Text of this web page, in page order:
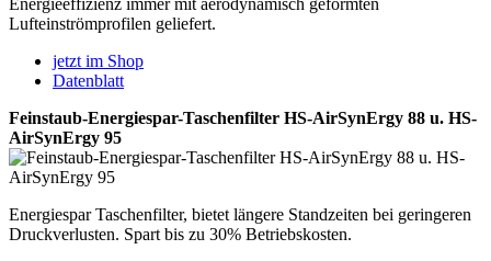
Energieeffizienz immer mit aerodynamisch geformten
Lufteinströmprofilen geliefert.
jetzt im Shop
Datenblatt
Feinstaub-Energiespar-Taschenfilter HS-AirSynErgy 88 u. HS-
AirSynErgy 95
Energiespar Taschenfilter, bietet längere Standzeiten bei geringeren
Druckverlusten. Spart bis zu 30% Betriebskosten.